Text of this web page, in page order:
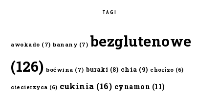
TAGI
awokado (7) banany (7) bezglutenowe
(126) boćwina (7) buraki (8) chia (9) chorizo (6)
ciecierzyca (6) cukinia (16) cynamon (11)